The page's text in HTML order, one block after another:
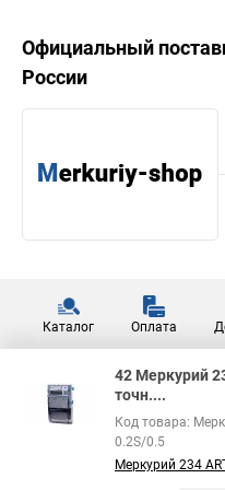
Официальный
России
Каталог Оплата
42 Меркурий
точн....
Код товара:
0.2S/0.5
Меркурий 234